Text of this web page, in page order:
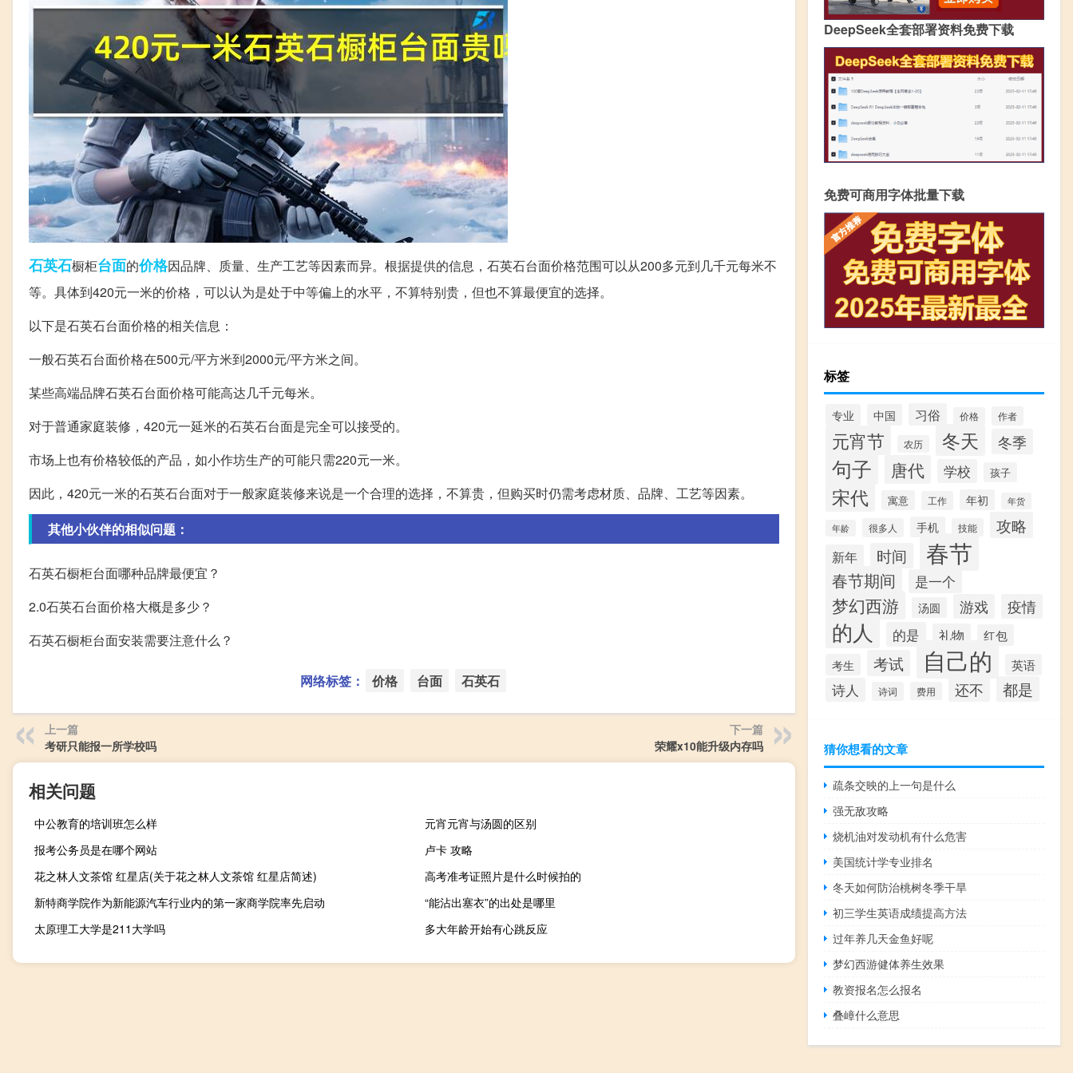
石英石橱柜台面的价格因品牌、质量、生产工艺等因素而异。根据提供的信息，石英石台面价格范围可以从200多元到几千元每米不
等。具体到420元一米的价格，可以认为是处于中等偏上的水平，不算特别贵，但也不算最便宜的选择。
以下是石英石台面价格的相关信息：
一般石英石台面价格在500元/平方米到2000元/平方米之间。
某些高端品牌石英石台面价格可能高达几千元每米。
对于普通家庭装修，420元一延米的石英石台面是完全可以接受的。
市场上也有价格较低的产品，如小作坊生产的可能只需220元一米。
因此，420元一米的石英石台面对于一般家庭装修来说是一个合理的选择，不算贵，但购买时仍需考虑材质、品牌、工艺等因素。
其他小伙伴的相似问题：
石英石橱柜台面哪种品牌最便宜？
2.0石英石台面价格大概是多少？
石英石橱柜台面安装需要注意什么？
网络标签： 价格 台面 石英石
上一篇
考研只能报一所学校吗
下一篇
荣耀x10能升级内存吗
相关问题
中公教育的培训班怎么样
元宵元宵与汤圆的区别
报考公务员是在哪个网站
卢卡 攻略
花之林人文茶馆 红星店(关于花之林人文茶馆 红星店简述)
高考准考证照片是什么时候拍的
新特商学院作为新能源汽车行业内的第一家商学院率先启动
“能沾出塞衣”的出处是哪里
太原理工大学是211大学吗
多大年龄开始有心跳反应
DeepSeek全套部署资料免费下载
免费可商用字体批量下载
标签
专业 中国 习俗 价格 作者
元宵节 农历 冬天 冬季
句子 唐代 学校 孩子
宋代 寓意 工作 年初 年货
年龄 很多人 手机 技能 攻略
新年 时间 春节
春节期间 是一个
梦幻西游 汤圆 游戏 疫情
的人 的是 礼物
红包
考生
考试 自己的 英语
诗人 诗词 费用 还不 都是
猜你想看的文章
疏条交映的上一句是什么
强无敌攻略
烧机油对发动机有什么危害
美国统计学专业排名
冬天如何防治桃树冬季干旱
初三学生英语成绩提高方法
过年养几天金鱼好呢
梦幻西游健体养生效果
教资报名怎么报名
叠嶂什么意思